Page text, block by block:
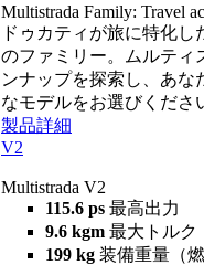
Multistrada Family: Travel
ドゥカティが旅に特化し
のファミリー。ムルティ
ンナップを探索し、あな
なモデルをお選びくださ
製品詳細
V2
Multistrada V2
115.6 ps 最高出力
9.6 kgm 最大トルク
199 kg 装備重量（